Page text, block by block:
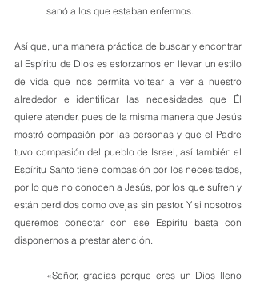
sanó a los que estaban enfermos.
Así que, una manera práctica de buscar y encontrar
al Espíritu de Dios es esforzarnos en llevar un estilo
de vida que nos permita voltear a ver a nuestro
alrededor e identificar las necesidades que Él
quiere atender, pues de la misma manera que Jesús
mostró compasión por las personas y que el Padre
tuvo compasión del pueblo de Israel, así también el
Espíritu Santo tiene compasión por los necesitados,
por lo que no conocen a Jesús, por los que sufren y
están perdidos como ovejas sin pastor. Y si nosotros
queremos conectar con ese Espíritu basta con
disponernos a prestar atención.
«Señor, gracias porque eres un Dios lleno